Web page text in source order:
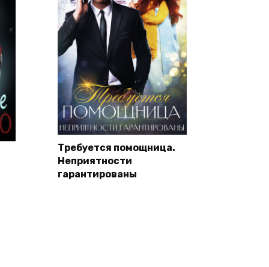
Требуется помощница.
Неприятности
гарантированы